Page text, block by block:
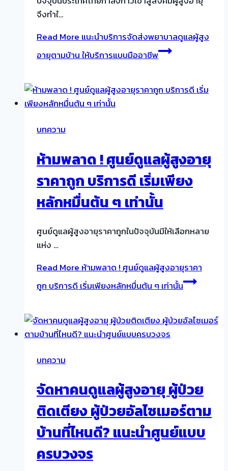
จึงทำใ…
Read Moreแนะนำบริการจัดส่งพยาบาลดูแลผู้สูง
อายุตามบ้าน ให้บริการแบบมืออาชีพ
บทความ
ห้ามพลาด ! ศูนย์ดูแลผู้สูงอายุ
ราคาถูก บริการดี เริ่มเพียง
หลักหมื่นต้น ๆ เท่านั้น
ศูนย์ดูแลผู้สูงอายุราคาถูกในปัจจุบันมีให้เลือกหลาย
แห่ง …
Read More ห้ามพลาด ! ศูนย์ดูแลผู้สูงอายุราคา
ถูก บริการดี เริ่มเพียงหลักหมื่นต้น ๆ เท่านั้น
บทความ
จัดหาคนดูแลผู้สูงอายุ ผู้ป่วย
ติดเตียง ผู้ป่วยอัลไซเมอร์ตาม
บ้านที่ไหนดี? แนะนำศูนย์แบบ
ครบวงจร